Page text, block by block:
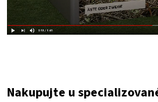
Nakupujte u